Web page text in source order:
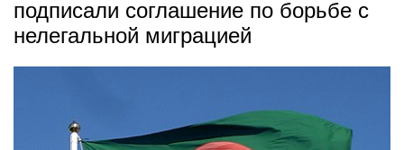
подписали соглашение по борьбе с
нелегальной миграцией